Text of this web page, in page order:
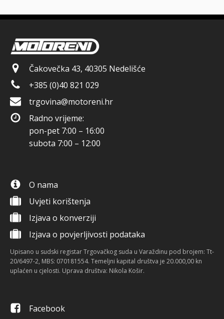
Čakovečka 43, 40305 Nedelišće
+385 (0)40 821 029
trgovina@motoreni.hr
Radno vrijeme:
pon-pet 7:00 – 16:00
subota 7:00 – 12:00
O nama
Uvjeti korištenja
Izjava o konverziji
Izjava o povjerljivosti podataka
Upisano u sudski registar Trgovačkog suda u Varaždinu pod brojem: Tt-
20/6497-2, MBS: 070181554. Temeljni kapital društva je 20.000,00 kn
uplaćen u cjelosti. Uprava društva: Nikola Košir.
Facebook